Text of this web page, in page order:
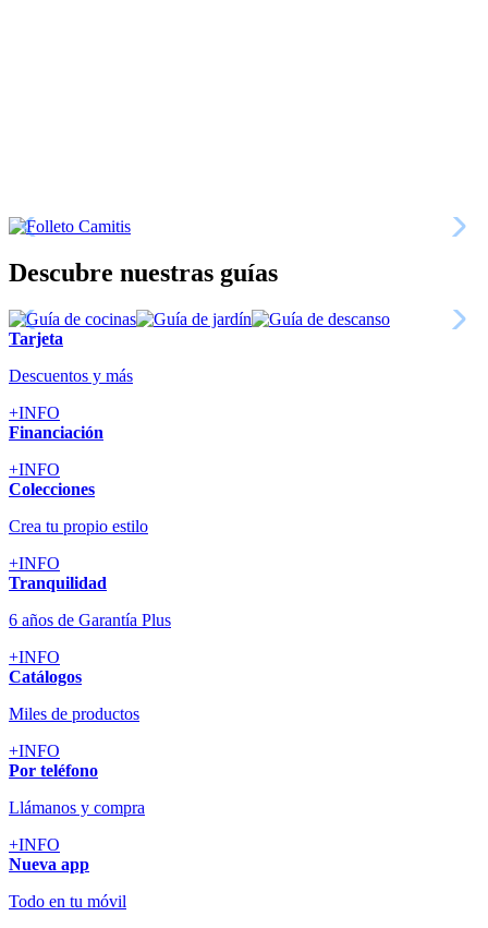
Descubre nuestras guías
Tarjeta
Descuentos y más
+INFO
Financiación
+INFO
Colecciones
Crea tu propio estilo
+INFO
Tranquilidad
6 años de Garantía Plus
+INFO
Catálogos
Miles de productos
+INFO
Por teléfono
Llámanos y compra
+INFO
Nueva app
Todo en tu móvil